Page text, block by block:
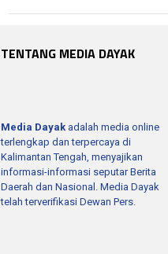
TENTANG MEDIA DAYAK
Media Dayak adalah media online
terlengkap dan terpercaya di
Kalimantan Tengah, menyajikan
informasi-informasi seputar Berita
Daerah dan Nasional. Media Dayak
telah terverifikasi Dewan Pers.